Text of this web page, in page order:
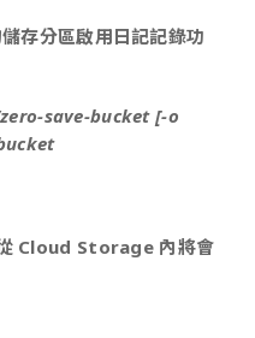
存分區啟用日記記錄功
save-bucket [-o
Cloud Storage 內將會